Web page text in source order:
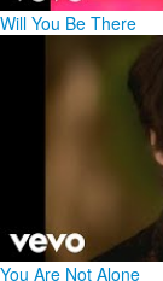
Will You Be There
You Are Not Alone